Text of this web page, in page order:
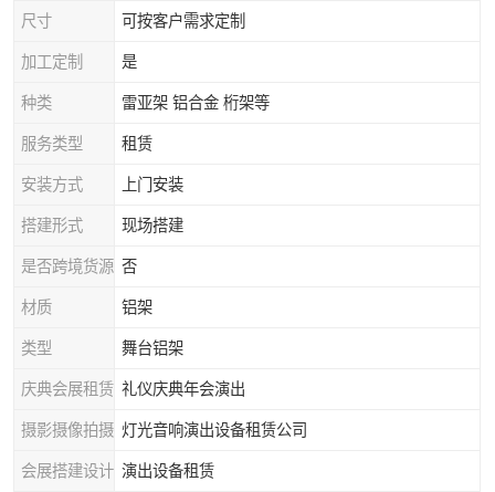
尺寸 可按客户需求定制
加工定制 是
种类 雷亚架 铝合金 桁架等
服务类型 租赁
安装方式 上门安装
搭建形式 现场搭建
是否跨境货源 否
材质 铝架
类型 舞台铝架
庆典会展租赁 礼仪庆典年会演出
摄影摄像拍摄 灯光音响演出设备租赁公司
会展搭建设计 演出设备租赁